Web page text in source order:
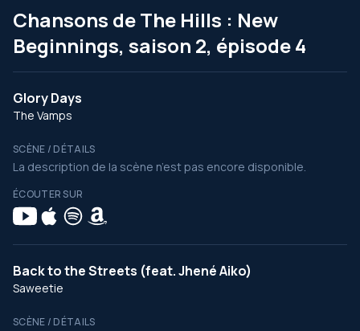
Chansons de The Hills : New
Beginnings, saison 2, épisode 4
Glory Days
The Vamps
SCÈNE / DÉTAILS
La description de la scène n’est pas encore disponible.
ÉCOUTER SUR
Back to the Streets (feat. Jhené Aiko)
Saweetie
SCÈNE / DÉTAILS